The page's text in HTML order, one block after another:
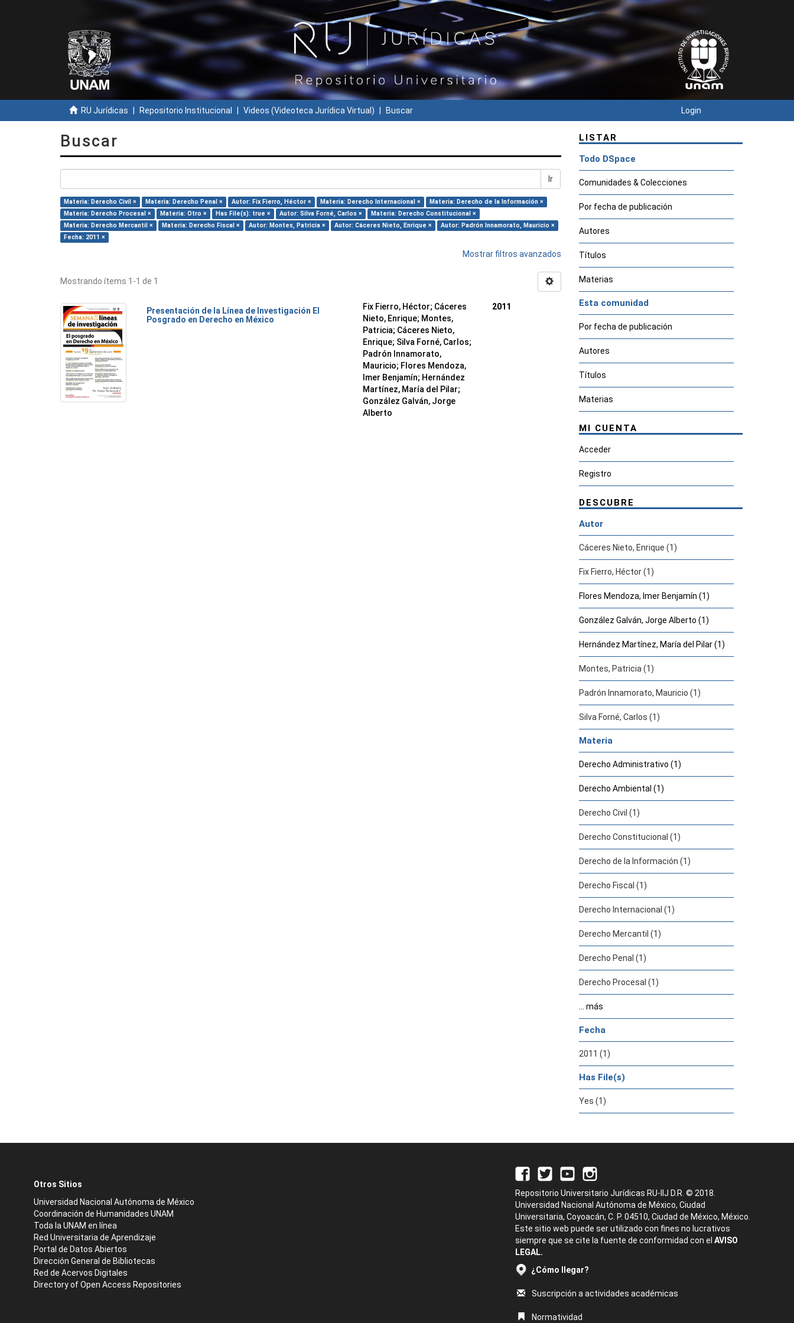
RU Jurídicas Repositorio Institucional Videos (Videoteca Jurídica Virtual) Buscar Login
Buscar
Ir
Materia: Derecho Civil × Materia: Derecho Penal × Autor: Fix Fierro, Héctor × Materia: Derecho Internacional ×
Materia: Derecho de la Información ×
Materia: Derecho Procesal ×
Materia: Otro × Has File(s): true × Autor: Silva Forné, Carlos ×
Materia: Derecho Constitucional ×
Materia: Derecho Mercantil ×
Materia: Derecho Fiscal × Autor: Montes, Patricia × Autor: Cáceres Nieto, Enrique ×
Autor: Padrón Innamorato, Mauricio ×
Fecha: 2011 ×
Mostrar filtros avanzados
Mostrando ítems 1-1 de 1
Presentación de la Línea de Investigación El
Posgrado en Derecho en México
Fix Fierro, Héctor; Cáceres
Nieto, Enrique; Montes,
Patricia; Cáceres Nieto,
Enrique; Silva Forné, Carlos;
Padrón Innamorato,
Mauricio; Flores Mendoza,
Imer Benjamín; Hernández
Martínez, María del Pilar;
González Galván, Jorge
Alberto
2011
LISTAR
Todo DSpace
Comunidades & Colecciones
Por fecha de publicación
Autores
Títulos
Materias
Esta comunidad
Por fecha de publicación
Autores
Títulos
Materias
MI CUENTA
Acceder
Registro
DESCUBRE
Autor
Cáceres Nieto, Enrique (1)
Fix Fierro, Héctor (1)
Flores Mendoza, Imer Benjamín (1)
González Galván, Jorge Alberto (1)
Hernández Martínez, María del Pilar (1)
Montes, Patricia (1)
Padrón Innamorato, Mauricio (1)
Silva Forné, Carlos (1)
Materia
Derecho Administrativo (1)
Derecho Ambiental (1)
Derecho Civil (1)
Derecho Constitucional (1)
Derecho de la Información (1)
Derecho Fiscal (1)
Derecho Internacional (1)
Derecho Mercantil (1)
Derecho Penal (1)
Derecho Procesal (1)
... más
Fecha
2011 (1)
Has File(s)
Yes (1)
Otros Sitios
Universidad Nacional Autónoma de México
Coordinación de Humanidades UNAM
Toda la UNAM en línea
Red Universitaria de Aprendizaje
Portal de Datos Abiertos
Dirección General de Bibliotecas
Red de Acervos Digitales
Directory of Open Access Repositories
Repositorio Universitario Jurídicas RU-IIJ D.R. © 2018.
Universidad Nacional Autónoma de México, Ciudad
Universitaria, Coyoacán, C. P. 04510, Ciudad de México, México.
Este sitio web puede ser utilizado con fines no lucrativos
siempre que se cite la fuente de conformidad con el AVISO
LEGAL.
¿Cómo llegar?
Suscripción a actividades académicas
Normatividad